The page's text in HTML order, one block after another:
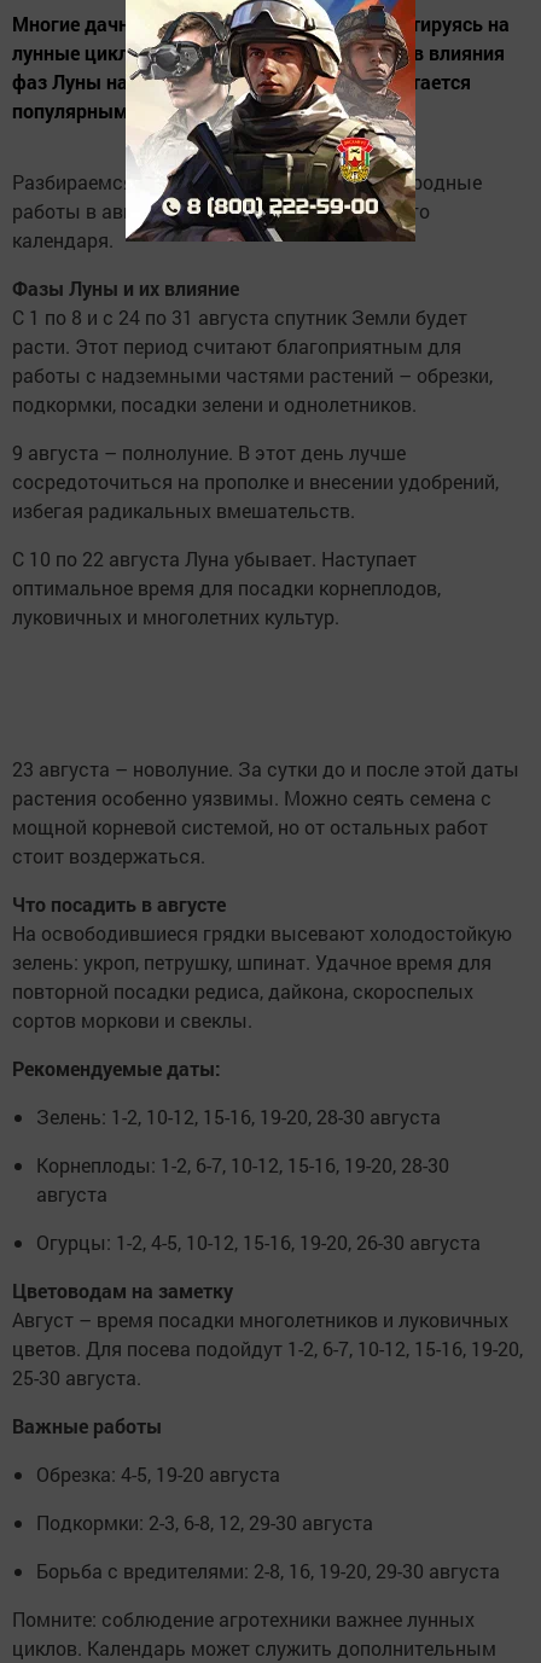
Многие дачники планируют посадки, ориентируясь на
лунные циклы. Хотя научных доказательств влияния
фаз Луны на растения нет, такой подход остается
популярным.
Разбираемся, как распределить садово-огородные
работы в августе 2025 года с учетом лунного
календаря.
Фазы Луны и их влияние
С 1 по 8 и с 24 по 31 августа спутник Земли будет
расти. Этот период считают благоприятным для
работы с надземными частями растений – обрезки,
подкормки, посадки зелени и однолетников.
9 августа – полнолуние. В этот день лучше
сосредоточиться на прополке и внесении удобрений,
избегая радикальных вмешательств.
С 10 по 22 августа Луна убывает. Наступает
оптимальное время для посадки корнеплодов,
луковичных и многолетних культур.
23 августа – новолуние. За сутки до и после этой даты
растения особенно уязвимы. Можно сеять семена с
мощной корневой системой, но от остальных работ
стоит воздержаться.
Что посадить в августе
На освободившиеся грядки высевают холодостойкую
зелень: укроп, петрушку, шпинат. Удачное время для
повторной посадки редиса, дайкона, скороспелых
сортов моркови и свеклы.
Рекомендуемые даты:
Зелень: 1-2, 10-12, 15-16, 19-20, 28-30 августа
Корнеплоды: 1-2, 6-7, 10-12, 15-16, 19-20, 28-30
августа
Огурцы: 1-2, 4-5, 10-12, 15-16, 19-20, 26-30 августа
Цветоводам на заметку
Август – время посадки многолетников и луковичных
цветов. Для посева подойдут 1-2, 6-7, 10-12, 15-16, 19-20,
25-30 августа.
Важные работы
Обрезка: 4-5, 19-20 августа
Подкормки: 2-3, 6-8, 12, 29-30 августа
Борьба с вредителями: 2-8, 16, 19-20, 29-30 августа
Помните: соблюдение агротехники важнее лунных
циклов. Календарь может служить дополнительным